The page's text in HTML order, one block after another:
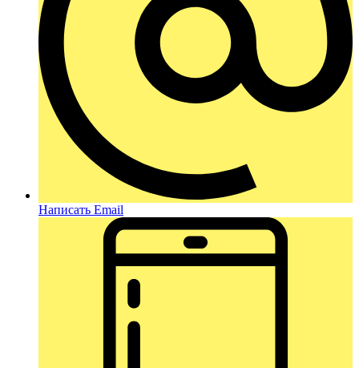
Написать Email